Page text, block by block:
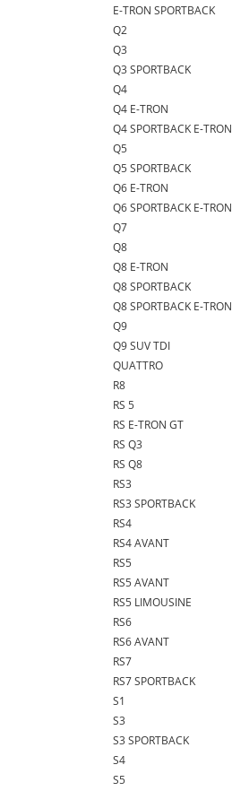
E-TRON SPORTBACK
Q2
Q3
Q3 SPORTBACK
Q4
Q4 E-TRON
Q4 SPORTBACK E-TRON
Q5
Q5 SPORTBACK
Q6 E-TRON
Q6 SPORTBACK E-TRON
Q7
Q8
Q8 E-TRON
Q8 SPORTBACK
Q8 SPORTBACK E-TRON
Q9
Q9 SUV TDI
QUATTRO
R8
RS 5
RS E-TRON GT
RS Q3
RS Q8
RS3
RS3 SPORTBACK
RS4
RS4 AVANT
RS5
RS5 AVANT
RS5 LIMOUSINE
RS6
RS6 AVANT
RS7
RS7 SPORTBACK
S1
S3
S3 SPORTBACK
S4
S5